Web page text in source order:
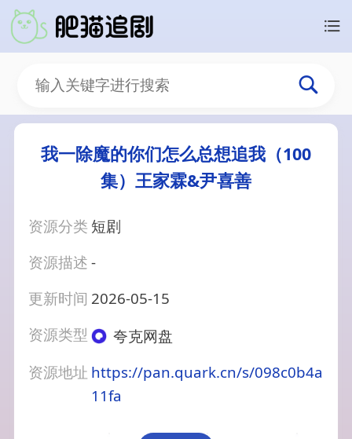
我一除魔的你们怎么总想追我（100
集）王家霖&尹喜善
资源分类 短剧
资源描述-
更新时间 2026-05-15
资源类型
夸克网盘
资源地址 https://pan.quark.cn/s/098c0b4a
11fa